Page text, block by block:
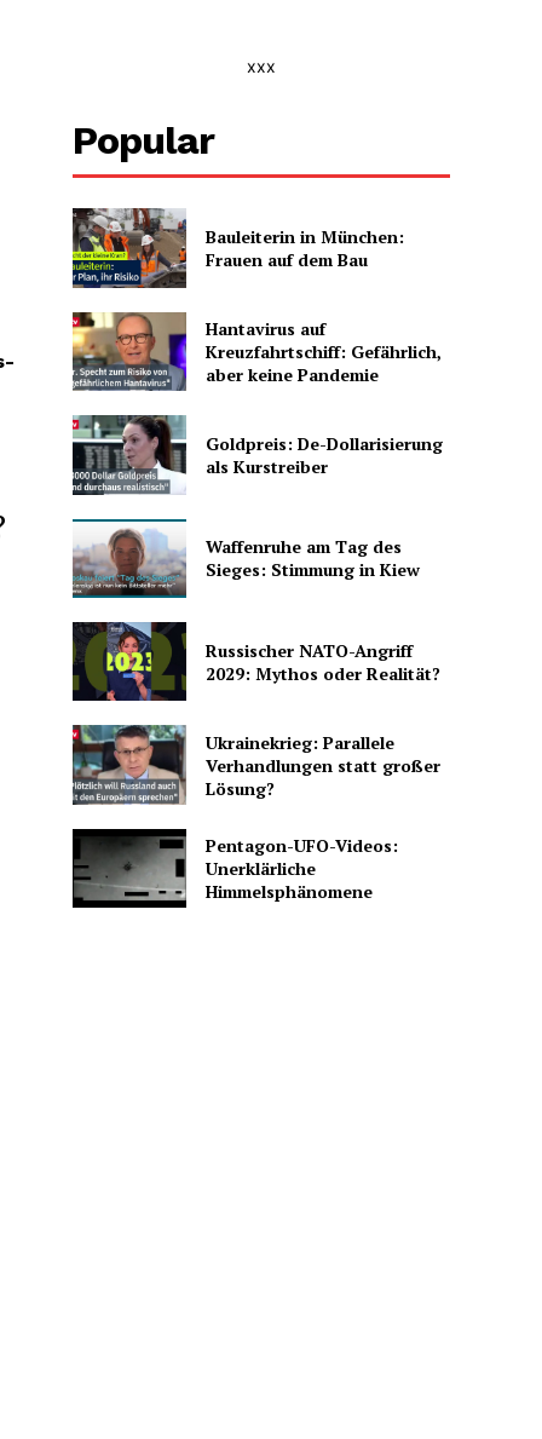
xxx
Popular
Bauleiterin in München:
Frauen auf dem Bau
Hantavirus auf
Kreuzfahrtschiff: Gefährlich,
aber keine Pandemie
Goldpreis: De-Dollarisierung
als Kurstreiber
Waffenruhe am Tag des
Sieges: Stimmung in Kiew
Russischer NATO-Angriff
2029: Mythos oder Realität?
Ukrainekrieg: Parallele
Verhandlungen statt großer
Lösung?
Pentagon-UFO-Videos:
Unerklärliche
Himmelsphänomene